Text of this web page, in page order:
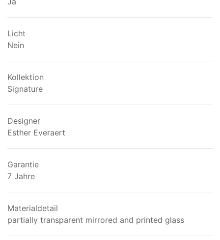
Materialdetail
partially transparent mirrored and printed glass
Kollektion
Signature
Designer
Esther Everaert
Garantie
7 Jahre
Licht
Nein